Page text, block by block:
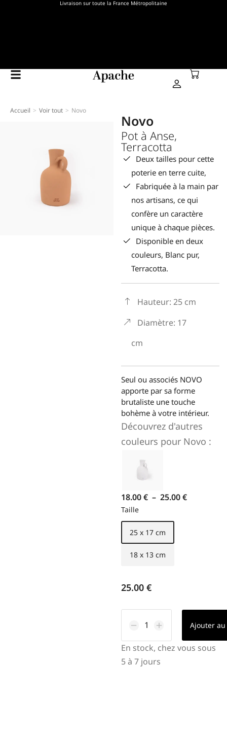
Livraison sur toute la France Métropolitaine
Vous êtes ici :
Accueil Voir tout Novo
Novo
Pot à Anse,
Terracotta
Deux tailles pour cette
poterie en terre cuite,
Fabriquée à la main par
nos artisans, ce qui
confère un caractère
unique à chaque pièces.
Disponible en deux
couleurs, Blanc pur,
Terracotta.
Hauteur: 25 cm
Diamètre: 17
cm
Seul ou associés NOVO
apporte par sa forme
brutaliste une touche
bohème à votre intérieur.
Découvrez d'autres
couleurs pour Novo :
18.00€ – 25.00€
Taille
25 x 17 cm
18 x 13 cm
25.00 €
Ajouter
En stock, chez vous sous
5 à 7 jours